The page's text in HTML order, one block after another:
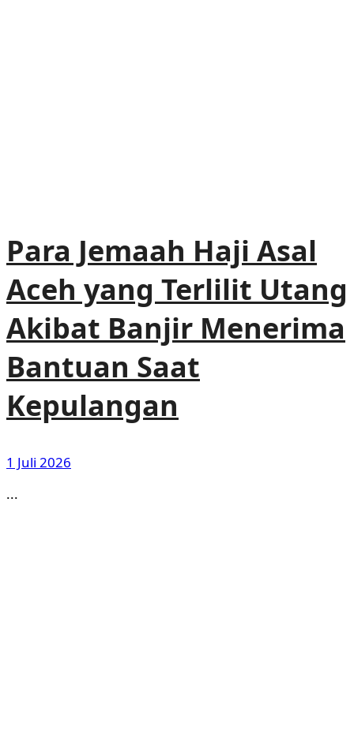
Para Jemaah Haji Asal
Aceh yang Terlilit Utang
Akibat Banjir Menerima
Bantuan Saat
Kepulangan
1 Juli 2026
...